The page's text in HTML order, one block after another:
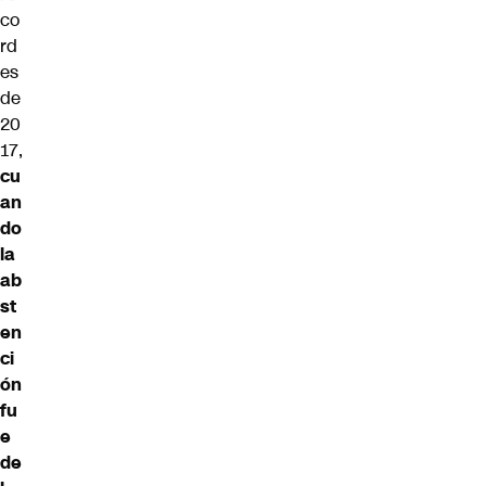
co
rd
es
de
20
17,
cu
an
do
la
ab
st
en
ci
ón
fu
e
de